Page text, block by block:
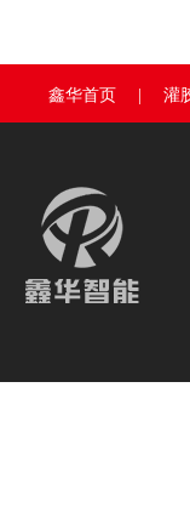
鑫华首页 灌